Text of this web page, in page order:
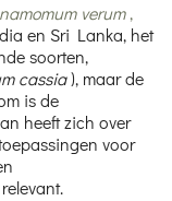
verum,
en Sri Lanka, het
soorten,
cassia), maar de
is de
heeft zich over
voor